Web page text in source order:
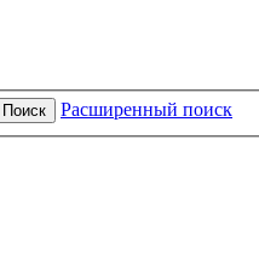
Поиск Расширенный поиск